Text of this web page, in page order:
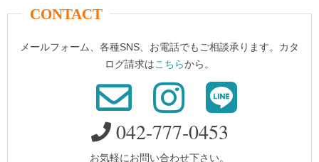
CONTACT
メールフォーム、各種SNS、お電話でもご相談承ります。カタ
ログ請求はこちらから。
042-777-0453
お気軽にお問い合わせ下さい。